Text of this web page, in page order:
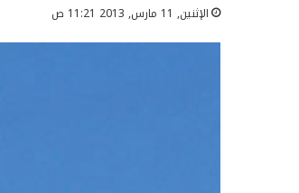
الإثنين, 11 مارس, 2013 11:21 ص